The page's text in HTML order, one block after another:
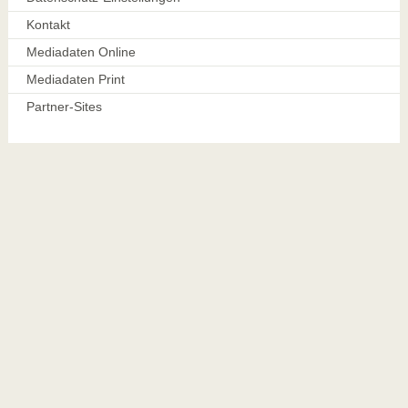
Kontakt
Mediadaten Online
Mediadaten Print
Partner-Sites